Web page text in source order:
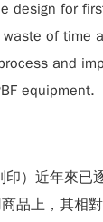
design for
of time
and
equipment.
印）近年來已
品上，其相